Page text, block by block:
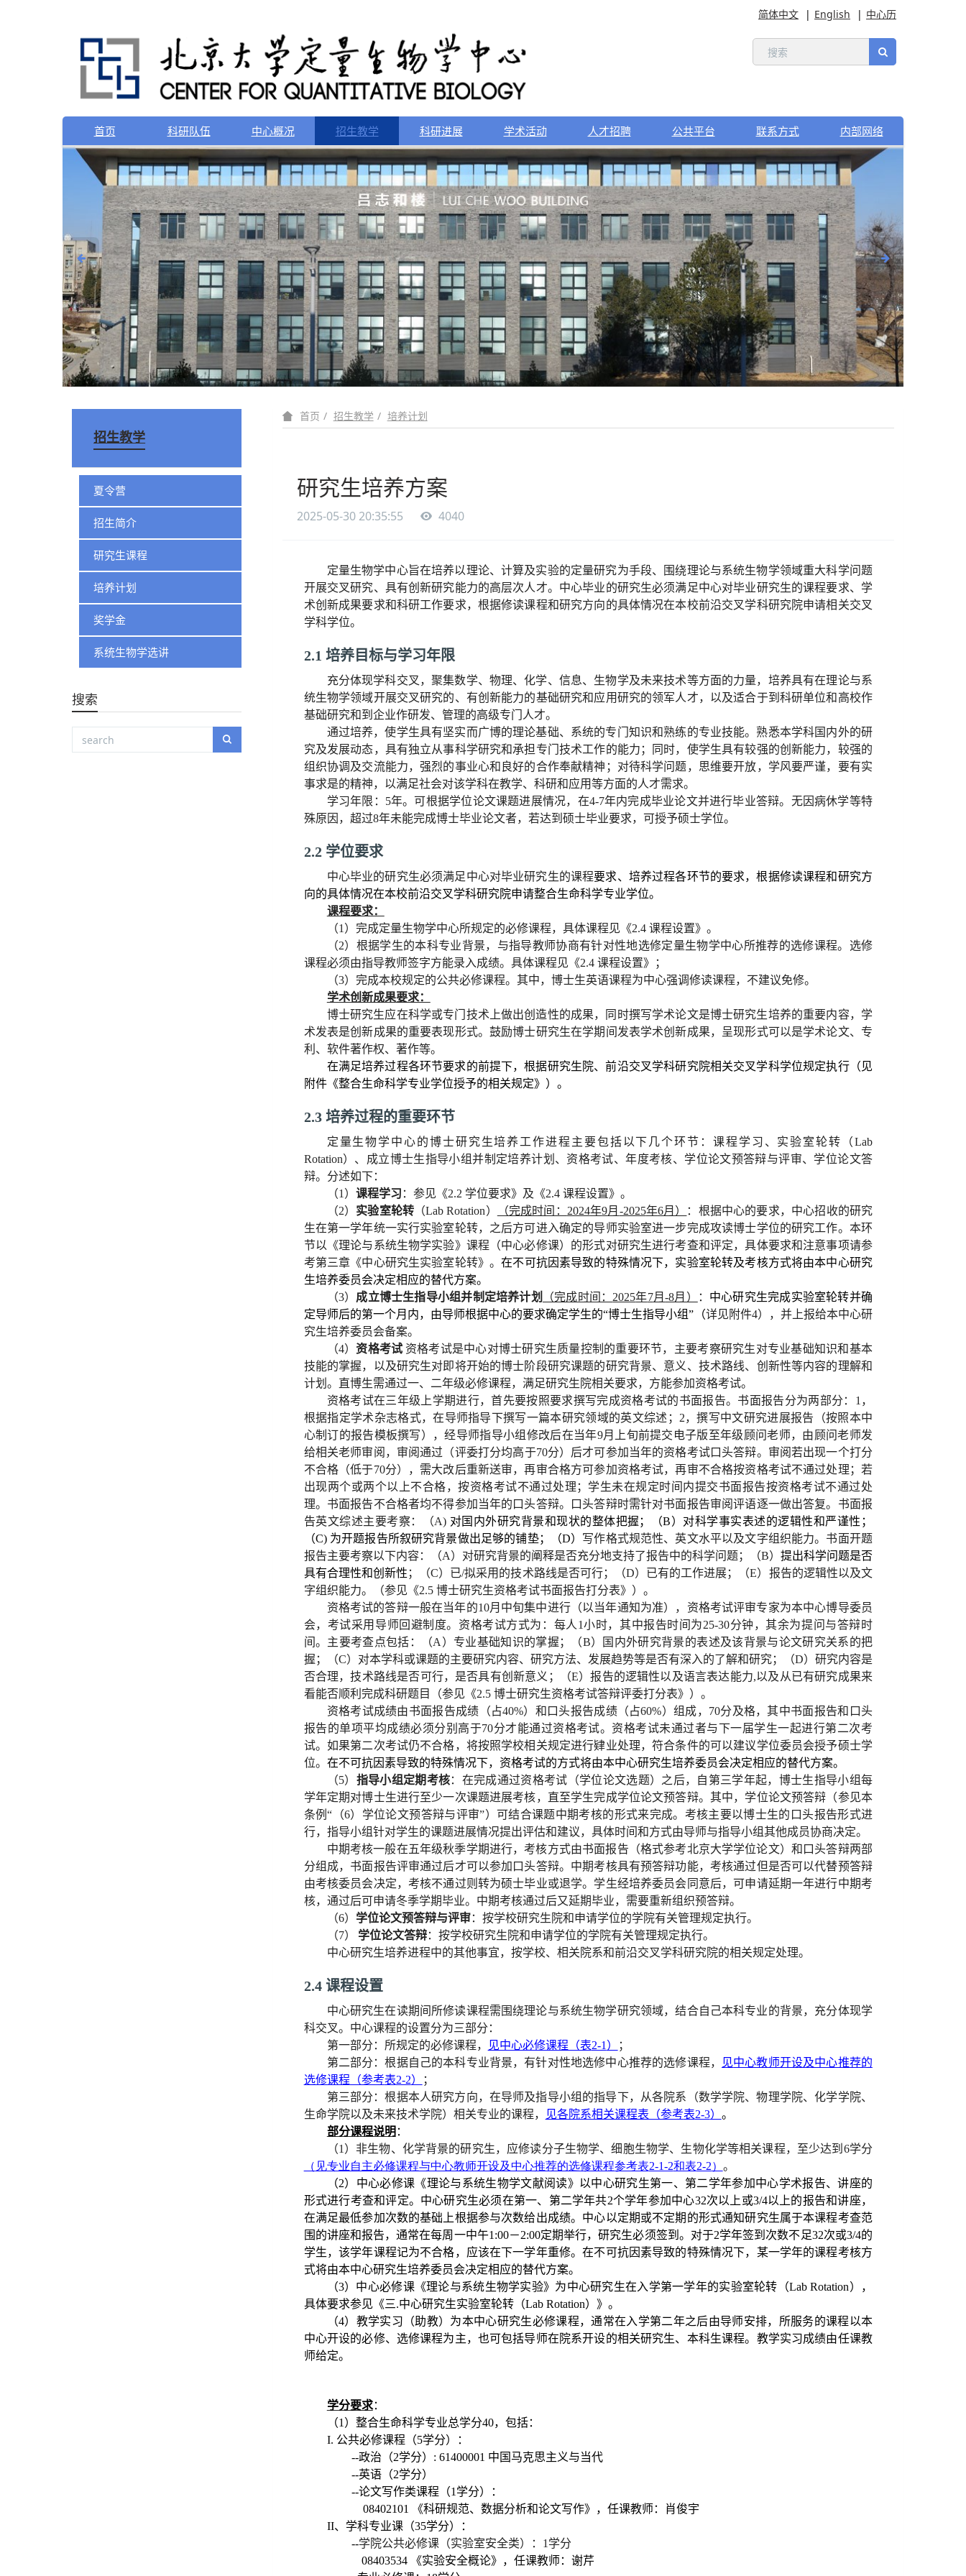
简体中文 English 中心历
首页 科研队伍 中心概况 招生教学 科研进展 学术活动 人才招聘 公共平台 联系方式 内部网络
首页 招生教学 培养计划
研究生培养方案
2025-05-30 20:35:55 4040
定量生物学中心旨在培养以理论、计算及实验的定量研究为手段、围绕理论与系统生物学领域重大科学问题
开展交叉研究、具有创新研究能力的高层次人才。中心毕业的研究生必须满足中心对毕业研究生的课程要求、学
术创新成果要求和科研工作要求，根据修读课程和研究方向的具体情况在本校前沿交叉学科研究院申请相关交叉
学科学位。
2.1 培养目标与学习年限
充分体现学科交叉，聚集数学、物理、化学、信息、生物学及未来技术等方面的力量，培养具有在理论与系
统生物学领域开展交叉研究的、有创新能力的基础研究和应用研究的领军人才，以及适合于到科研单位和高校作
基础研究和到企业作研发、管理的高级专门人才。
通过培养，使学生具有坚实而广博的理论基础、系统的专门知识和熟练的专业技能。熟悉本学科国内外的研
究及发展动态，具有独立从事科学研究和承担专门技术工作的能力；同时，使学生具有较强的创新能力，较强的
组织协调及交流能力，强烈的事业心和良好的合作奉献精神；对待科学问题，思维要开放，学风要严谨，要有实
事求是的精神，以满足社会对该学科在教学、科研和应用等方面的人才需求。
学习年限： 5年。可根据学位论文课题进展情况，在4-7年内完成毕业论文并进行毕业答辩。 无因病休学等特
殊原因，超过8年未能完成博士毕业论文者，若达到硕士毕业要求，可授予硕士学位。
2.2 学位要求
中心毕业的研究生必须满足中心对毕业研究生的课程要求、培养过程各环节的要求，根据修读课程和研究方
向的具体情况在本校前沿交叉学科研究院申请整合生命科学专业学位。
课程要求：
（1）完成定量生物学中心所规定的必修课程，具体课程见《2.4 课程设置》。
（2）根据学生的本科专业背景，与指导教师协商有针对性地选修定量生物学中心所推荐的选修课程。选修
课程必须由指导教师签字方能录入成绩。具体课程见《2.4 课程设置》；
（3）完成本校规定的公共必修课程。其中，博士生英语课程为中心强调修读课程，不建议免修。
学术创新成果要求：
博士研究生应在科学或专门技术上做出创造性的成果，同时撰写学术论文是博士研究生培养的重要内容，学
术发表是创新成果的重要表现形式。鼓励博士研究生在学期间发表学术创新成果，呈现形式可以是学术论文、专
利、软件著作权、著作等。
在满足培养过程各环节要求的前提下，根据研究生院、前沿交叉学科研究院相关交叉学科学位规定执行（见
附件《整合生命科学专业学位授予的相关规定》）。
2.3 培养过程的重要环节
定量生物学中心的博士研究生培养工作进程主要包括以下几个环节：课程学习、实验室轮转（Lab
Rotation） 、成立博士生指导小组并制定培养计划、资格考试、年度考核、学位论文预答辩与评审、学位论文答
辩。分述如下：
（1） 课程学习 ：参见《2.2 学位要求》及《2.4 课程设置》。
（2） 实验室轮转 （Lab Rotation） （完成时间： 2024年9月 -2025年6月）
：根据中心的要求，中心招收的研究
生在第一学年统一实行实验室轮转，之后方可进入确定的导师实验室进一步完成攻读博士学位的研究工作。本环
节以《理论与系统生物学实验》课程（中心必修课）的形式对研究生进行考查和评定，具体要求和注意事项请参
考第三章《中心研究生实验室轮转》。在不可抗因素导致的特殊情况下，实验室轮转及考核方式将由本中心研究
生培养委员会决定相应的替代方案。
（3） 成立博士生指导小组并制定培养计划 （完成时间：2025年7月-8月） ： 中心研究生完成实验室轮转并确
定导师后的第一个月内，由导师根据中心的要求确定学生的“博士生指导小组” （详见附件4），并上报给本中心研
究生培养委员会备案。
（4）资格考试 资格考试是中心对博士研究生质量控制的重要环节，主要考察研究生对专业基础知识和基本
技能的掌握，以及研究生对即将开始的博士阶段研究课题的研究背景、意义、技术路线、创新性等内容的理解和
计划。直博生需通过一、二年级必修课程，满足研究生院相关要求，方能参加资格考试。
资格考试在三年级上学期进行，首先要按照要求撰写完成资格考试的书面报告。 书面报告分为两部分： 1，
根据指定学术杂志格式，在导师指导下撰写一篇本研究领域的英文综述； 2，撰写中文研究进展报告（按照本中
心制订的报告模板撰写），经导师指导小组修改后在当年9月上旬前提交电子版至年级顾问老师，由顾问老师发
给相关老师审阅， 审阅通过（评委打分均高于70分）后才可参加当年的资格考试口头答辩。审阅若出现一个打分
不合格（低于70分），需大改后重新送审，再审合格方可参加资格考试，再审不合格按资格考试不通过处理；若
出现两个或两个以上不合格，按资格考试不通过处理；学生未在规定时间内提交书面报告按资格考试不通过处
理。书面报告不合格者均不得参加当年的口头答辩。口头答辩时需针对书面报告审阅评语逐一做出答复。 书面报
告英文综述主要考察：（A) 对国内外研究背景和现状的整体把握；（B）对科学事实表述的逻辑性和严谨性；
（C) 为开题报告所叙研究背景做出足够的铺垫；（D） 写作格式规范性、英文水平以及文字组织能力。 书面开题
报告主要考察以下内容：（A）对研究背景的阐释是否充分地支持了报告中的科学问题；（B） 提出科学问题是否
具有合理性和创新性 ；（C）已/拟采用的技术路线是否可行；（D）已有的工作进展；（E）报告的逻辑性以及文
字组织能力。（参见《2.5 博士研究生资格考试书面报告打分表》）。
资格考试的答辩一般在当年的10月中旬集中进行（以当年通知为准），资格考试评审专家为本中心博导委员
会，考试采用导师回避制度。 资格考试方式为：每人1小时，其中报告时间为25-30分钟，其余为提问与答辩时
间。主要考查点包括：（A）专业基础知识的掌握；（B）
国内外研究背景的表述及该背景与论文研究关系的把
握；（C）对本学科或课题的主要研究内容、研究方法、发展趋势等是否有深入的了解和研究；（D） 研究内容是
否合理，技术路线是否可行，是否具有创新意义；
（E）报告的逻辑性以及语言表达能力,以及从已有研究成果来
看能否顺利完成科研题目
（参见《2.5 博士研究生资格考试答辩评委打分表》）。
资格考试成绩由书面报告成绩（占40%）和口头报告成绩（占60%）组成， 70分及格，其中书面报告和口头
报告的单项平均成绩必须分别高于70分才能通过资格考试。资格考试未通过者与下一届学生一起进行第二次考
试。如果第二次考试仍不合格，将按照学校相关规定进行肄业处理，符合条件的可以建议学位委员会授予硕士学
位。 在不可抗因素导致的特殊情况下，资格考试的方式将由本中心研究生培养委员会决定相应的替代方案。
（5） 指导小组定期考核：在完成通过资格考试（学位论文选题）之后，自第三学年起，博士生指导小组每
学年定期对博士生进行至少一次课题进展考核，直至学生完成学位论文预答辩。其中，学位论文预答辩（参见本
条例“ （6）学位论文预答辩与评审”）可结合课题中期考核的形式来完成。考核主要以博士生的口头报告形式进
行，指导小组针对学生的课题进展情况提出评估和建议，具体时间和方式由导师与指导小组其他成员协商决定。
中期考核一般在五年级秋季学期进行，考核方式由书面报告（格式参考北京大学学位论文）和口头答辩两部
分组成，书面报告评审通过后才可以参加口头答辩。中期考核具有预答辩功能，考核通过但是否可以代替预答辩
由考核委员会决定，考核不通过则转为硕士毕业或退学。学生经培养委员会同意后，可申请延期一年进行中期考
核，通过后可申请冬季学期毕业。中期考核通过后又延期毕业，需要重新组织预答辩。
（6） 学位论文预答辩与评审：按学校研究生院和申请学位的学院有关管理规定执行。
（7） 学位论文答辩：按学校研究生院和申请学位的学院有关管理规定执行。
中心研究生培养进程中的其他事宜，按学校、相关院系和前沿交叉学科研究院的相关规定处理。
2.4 课程设置
中心研究生在读期间所修读课程需围绕理论与系统生物学研究领域，结合自己本科专业的背景，充分体现学
科交叉。中心课程的设置分为三部分：
第一部分：所规定的必修课程，
见中心必修课程（表2-1）
；
第二部分：根据自己的本科专业背景，有针对性地选修中心推荐的选修课程，
见中心教师开设及中心推荐的
选修课程 （参考表2-2）
；
第三部分：根据本人研究方向，在导师及指导小组的指导下，从各院系（数学学院、物理学院、化学学院、
生命学院以及未来技术学院）相关专业的课程，
见各院系相关课程表（参考表2-3） 。
部分课程说明 ：
（1）非生物、化学背景的研究生，应修读分子生物学、细胞生物学、生物化学等相关课程，至少达到 6学分
（ 见专业自主必修课程与中心教师开设及中心推荐的选修课程参考表2-1-2和表2-2） 。
（2）中心必修课《理论与系统生物学文献阅读》以中心研究生第一、第二学年参加中心学术报告、讲座的
形式进行考查和评定。中心研究生必须在第一、第二学年共2个学年参加中心32次以上或3/4以上的报告和讲座，
在满足最低参加次数的基础上根据参与次数给出成绩。中心以定期或不定期的形式通知研究生属于本课程考查范
围的讲座和报告，通常在每周一中午1:00－2:00定期举行，研究生必须签到。对于2学年签到次数不足32次或3/4的
学生，该学年课程记为不合格，应该在下一学年重修。在不可抗因素导致的特殊情况下，某一学年的课程考核方
式将由本中心研究生培养委员会决定相应的替代方案。
（3）中心必修课《理论与系统生物学实验》为中心研究生在入学第一学年的实验室轮转（Lab Rotation），
具体要求参见《三.中心研究生实验室轮转（Lab Rotation）》。
（4）教学实习（助教）为本中心研究生必修课程，通常在入学第二年之后由导师安排，所服务的课程以本
中心开设的必修、选修课程为主，也可包括导师在院系开设的相关研究生、本科生课程。教学实习成绩由任课教
师给定。
学分要求：
（1）整合生命科学专业总学分40，包括：
I. 公共必修课程（5学分）：
--政治（2学分） : 61400001 中国马克思主义与当代
--英语（2学分）
--论文写作类课程（1学分）：
08402101
《科研规范、数据分析和论文写作》，任课教师：肖俊宇
II、学科专业课（35学分）：
--学院公共必修课（实验室安全类）： 1学分
08403534
《实验安全概论》，任课教师：谢芹
招生教学
夏令营
招生简介
研究生课程
培养计划
奖学金
系统生物学选讲
搜索